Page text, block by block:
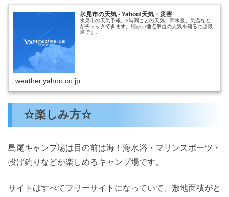
氷見市の天気 - Yahoo!天気・災害
氷見市の天気予報。3時間ごとの天気、降水量、気温など
がチェックできます。細かい地点単位の天気を知るには最
適です。
weather.yahoo.co.jp
☆楽しみ方☆
島尾キャンプ場は目の前は海！海水浴・マリンスポーツ・
投げ釣りなどが楽しめるキャンプ場です。
サイトはすべてフリーサイトになっていて、敷地面積がと